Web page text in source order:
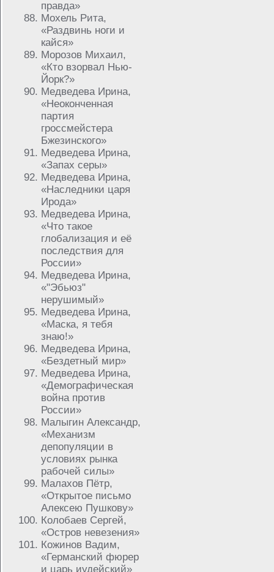
правда»
Мохель Рита,
«Раздвинь ноги и
кайся»
Морозов Михаил,
«Кто взорвал Нью-
Йорк?»
Медведева Ирина,
«Неоконченная
партия
гроссмейстера
Бжезинского»
Медведева Ирина,
«Запах серы»
Медведева Ирина,
«Наследники царя
Ирода»
Медведева Ирина,
«Что такое
глобализация и её
последствия для
России»
Медведева Ирина,
«"Эбьюз"
нерушимый»
Медведева Ирина,
«Маска, я тебя
знаю!»
Медведева Ирина,
«Бездетный мир»
Медведева Ирина,
«Демографическая
война против
России»
Малыгин Александр,
«Механизм
депопуляции в
условиях рынка
рабочей силы»
Малахов Пётр,
«Открытое письмо
Алексею Пушкову»
Колобаев Сергей,
«Остров невезения»
Кожинов Вадим,
«Германский фюрер
и царь иудейский»